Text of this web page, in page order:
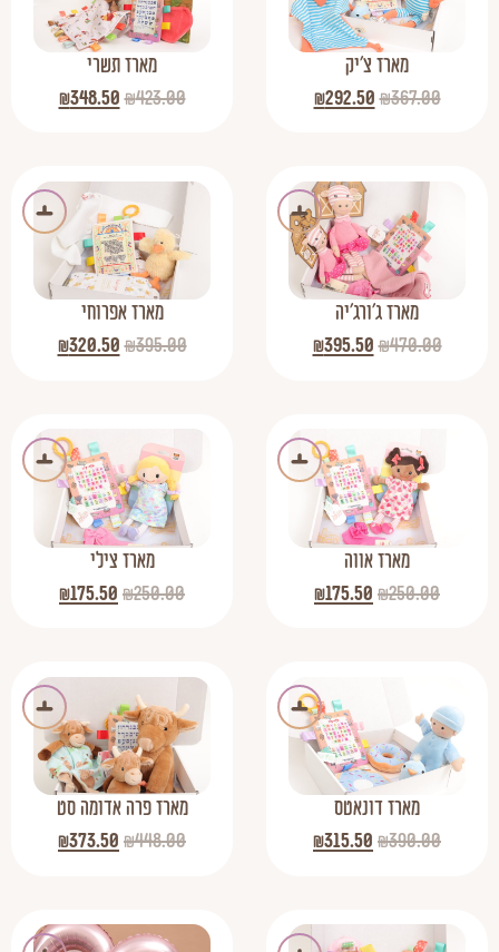
₪367.00
₪292.50
מארז צ'יק
₪423.00
₪348.50
מארז תשרי
₪470.00
₪395.50
מארז ג'ורג'יה
₪395.00
₪320.50
מארז אפרוחי
₪250.00
₪175.50
מארז אווה
₪250.00
₪175.50
מארז צילי
₪390.00
₪315.50
מארז דונאטס
₪448.00
₪373.50
מארז פרה אדומה סט